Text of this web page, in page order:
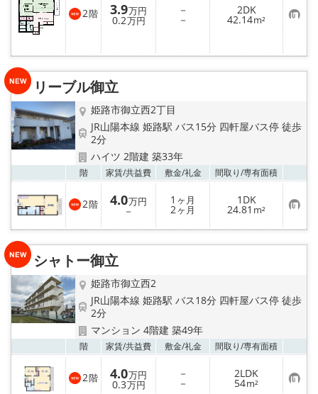
2階 3.9万円
0.2万円
－
－
2DK
42.14m² お
気
に
入
り
登
リーブル御立
姫路市御立西2丁目
JR山陽本線 姫路駅 バス15分 四軒屋バス停 徒歩
2分
ハイツ 2階建 築33年
階 家賃/共益費 敷金/礼金 間取り/専有面積
2階 4.0万円
－
1 ヶ月
2ヶ月
1DK
24.81 m² お
気
に
り
シャトー御立
姫路市御立西2
JR山陽本線 姫路駅 バス18分 四軒屋バス停 徒歩
2分
マンション 4階建 築49年
階 家賃/共益費 敷金/礼金 間取り/専有面積
2階 4.0万円
0.3万円
－
－
2LDK
54m² お